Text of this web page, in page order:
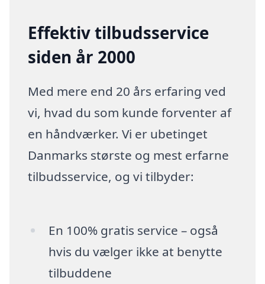
Effektiv tilbudsservice
siden år 2000
Med mere end 20 års erfaring ved
vi, hvad du som kunde forventer af
en håndværker. Vi er ubetinget
Danmarks største og mest erfarne
tilbudsservice, og vi tilbyder:
En 100% gratis service – også
hvis du vælger ikke at benytte
tilbuddene